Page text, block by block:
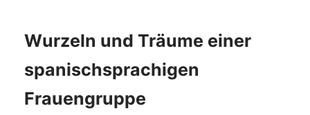
Wurzeln und Träume einer
spanischsprachigen
Frauengruppe